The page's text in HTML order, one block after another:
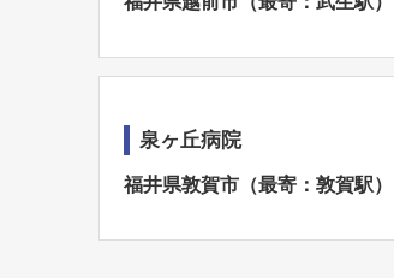
泉ヶ丘病院
福井県敦賀市（最寄：敦賀駅